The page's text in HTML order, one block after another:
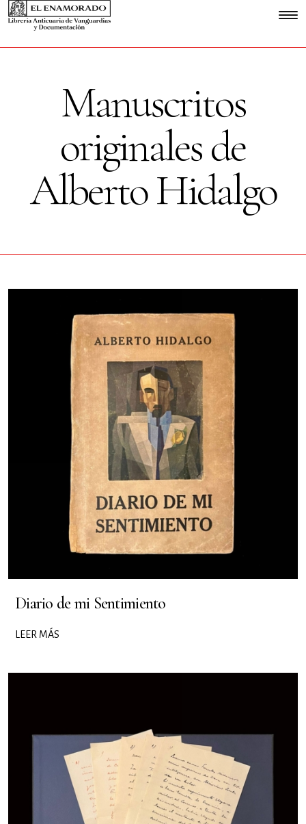
Manuscritos
originales de
Alberto Hidalgo
Diario de mi Sentimiento
LEER MÁS